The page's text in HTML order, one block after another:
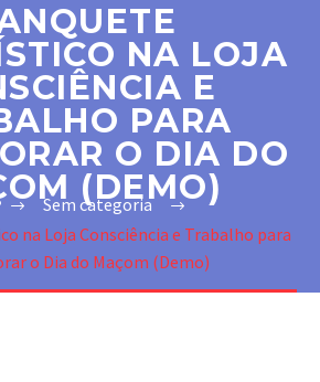
NA LOJA
E
PARA
O DIA DO
(DEMO)
Sem categoria
na Loja Consciência e Trabalho para
o Dia do Maçom (Demo)